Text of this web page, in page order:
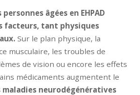
âgées en EHPAD
facteurs, tant physiques
Sur le plan physique, la
musculaire, les troubles de
de vision ou encore les effets
médicaments augmentent le
maladies neurodégénératives